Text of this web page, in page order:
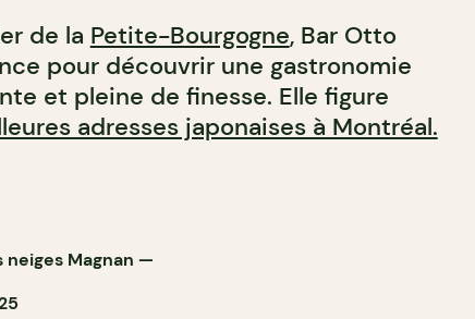
de la Petite-Bourgogne, Bar Otto
pour découvrir une gastronomie
et pleine de finesse. Elle figure
adresses japonaises à Montréal.
neiges Magnan —